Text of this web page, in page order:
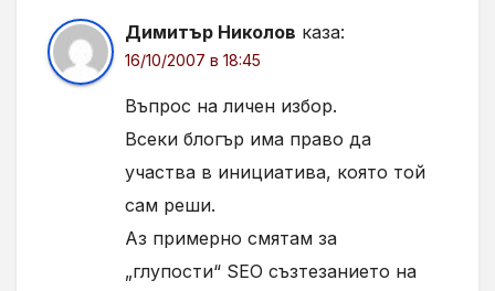
Димитър Николов каза:
16/10/2007 в 18:45
Въпрос на личен избор.
Всеки блогър има право да
участва в инициатива, която той
сам реши.
Аз примерно смятам за
„глупости“ SEO съзтезанието на